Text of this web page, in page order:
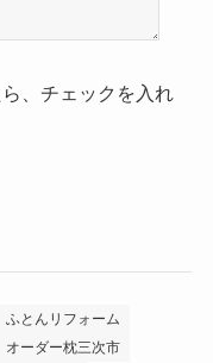
、チェックを入れ
ふとんリフォーム
オーダー枕三次市